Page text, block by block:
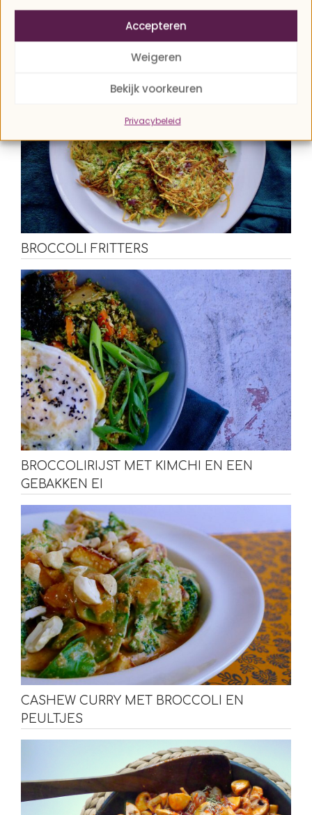
Accepteren
Weigeren
Bekijk voorkeuren
Privacybeleid
BOEKWEIT SALADE MET POMPOEN EN
BROCCOLI FRITTERS
BROCCOLIRIJST MET KIMCHI EN EEN
GEBAKKEN EI
CASHEW CURRY MET BROCCOLI EN
PEULTJES